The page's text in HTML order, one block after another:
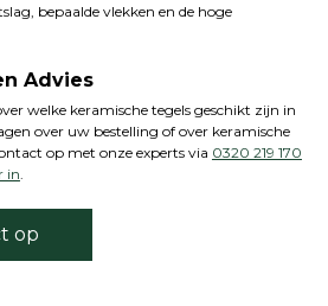
bepaalde vlekken en de hoge
Advies
welke keramische tegels geschikt zijn in
over uw bestelling of over keramische
op met onze experts via 0320 219 170
in.
op